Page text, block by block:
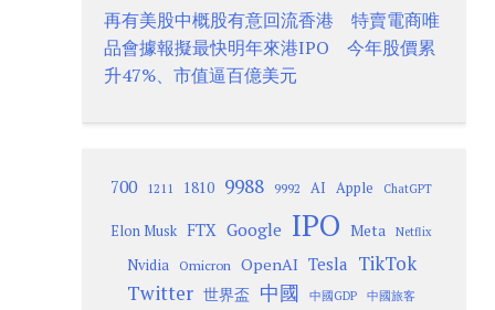
再有美股中概股有意回流香港 特賣電商唯
品會據報擬最快明年來港IPO 今年股價累
升47%、市值逼百億美元
700 1211 1810 9988 9992 AI Apple ChatGPT
Elon Musk FTX Google IPO Meta Netflix
Nvidia Omicron OpenAI Tesla TikTok
Twitter 世界盃 中國 中國GDP 中國旅客